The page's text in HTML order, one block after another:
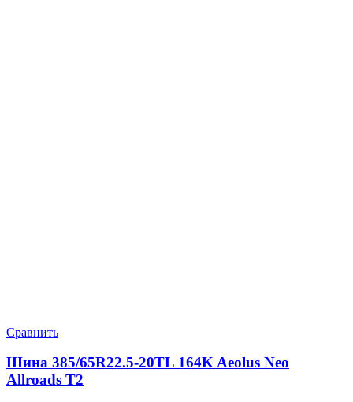
Сравнить
Шина 385/65R22.5-20TL 164K Aeolus Neo
Allroads T2